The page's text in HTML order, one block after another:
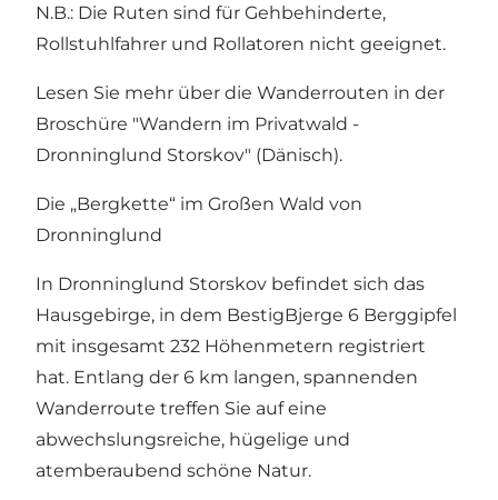
N.B.: Die Ruten sind für Gehbehinderte,
Rollstuhlfahrer und Rollatoren nicht geeignet.
Lesen Sie mehr über die Wanderrouten in der
Broschüre "Wandern im Privatwald -
Dronninglund Storskov" (Dänisch).
Die „Bergkette“ im Großen Wald von
Dronninglund
In Dronninglund Storskov befindet sich das
Hausgebirge, in dem BestigBjerge 6 Berggipfel
mit insgesamt 232 Höhenmetern registriert
hat. Entlang der 6 km langen, spannenden
Wanderroute treffen Sie auf eine
abwechslungsreiche, hügelige und
atemberaubend schöne Natur.